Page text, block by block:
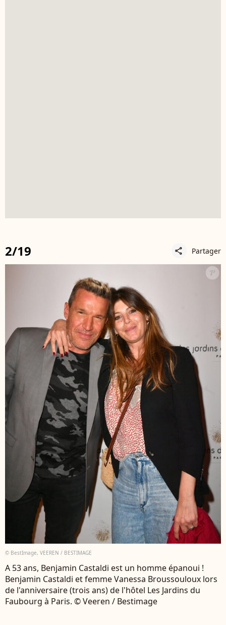
2/19 share Partager
© BestImage, VEEREN / BESTIMAGE
A 53 ans, Benjamin Castaldi est un homme épanoui !
Benjamin Castaldi et femme Vanessa Broussouloux lors
de l'anniversaire (trois ans) de l'hôtel Les Jardins du
Faubourg à Paris. © Veeren / Bestimage